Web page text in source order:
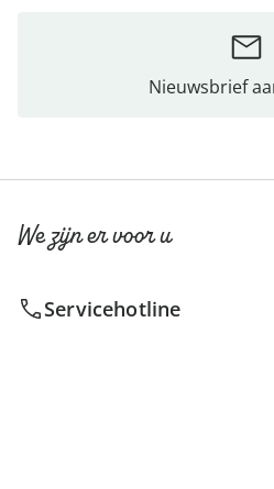
Nieuwsbrief
We zijn er voor u
Servicehotline